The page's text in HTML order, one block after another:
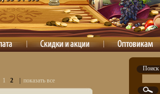
1 2 показать все
Поиск